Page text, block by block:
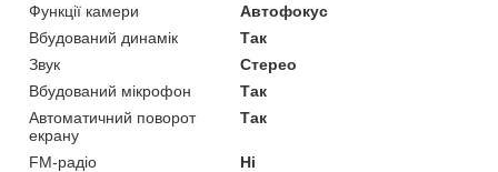
Функції камери
Автофокус
Вбудований динамік
Так
Звук
Стерео
Вбудований мікрофон
Так
Автоматичний поворот
екрану
Так
FM-радіо
Ні